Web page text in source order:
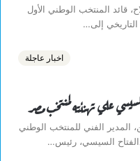
المنتخب الوطني الأول
إلى…
اخبار عاجلة
علي تهنئته لمنتخب مصر
الفني للمنتخب الوطني
السيسي، رئيس…